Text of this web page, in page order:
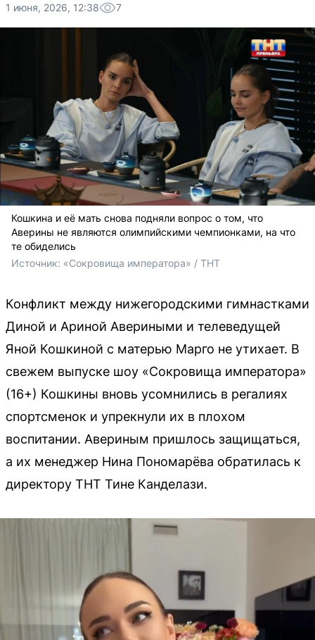
1 июня, 2026, 12:38 7
Кошкина и её мать снова подняли вопрос о том, что
Аверины не являются олимпийскими чемпионками, на что
те обиделись
Источник: «Сокровища императора» / ТНТ
Конфликт между нижегородскими гимнастками
Диной и Ариной Авериными и телеведущей
Яной Кошкиной с матерью Марго не утихает. В
свежем выпуске шоу «Сокровища императора»
(16+) Кошкины вновь усомнились в регалиях
спортсменок и упрекнули их в плохом
воспитании. Авериным пришлось защищаться,
а их менеджер Нина Пономарёва обратилась к
директору ТНТ Тине Канделази.